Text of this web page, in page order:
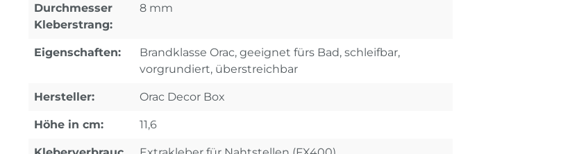
Durchmesser
Kleberstrang:
8 mm
Eigenschaften:
Brandklasse Orac, geeignet fürs Bad, schleifbar,
vorgrundiert, überstreichbar
Hersteller: Orac Decor Box
Höhe in cm: 11,6